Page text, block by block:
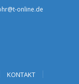
online.de
KONTAKT